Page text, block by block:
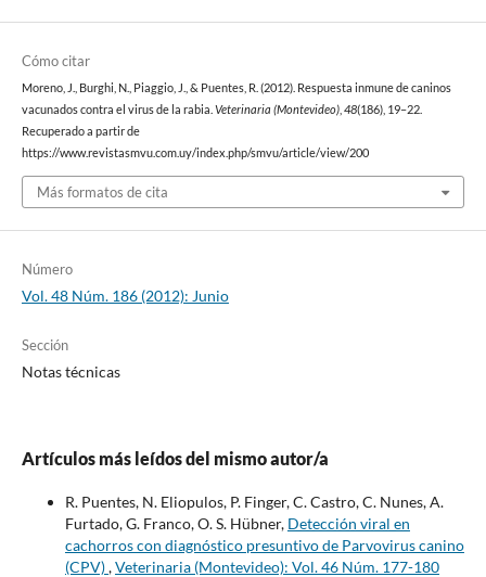
Cómo citar
Moreno, J., Burghi, N., Piaggio, J., & Puentes, R. (2012). Respuesta inmune de caninos
vacunados contra el virus de la rabia. Veterinaria (Montevideo), 48(186), 19–22.
Recuperado a partir de
https://www.revistasmvu.com.uy/index.php/smvu/article/view/200
Más formatos de cita
Número
Vol. 48 Núm. 186 (2012): Junio
Sección
Notas técnicas
Artículos más leídos del mismo autor/a
R. Puentes, N. Eliopulos, P. Finger, C. Castro, C. Nunes, A.
Furtado, G. Franco, O. S. Hübner, Detección viral en
cachorros con diagnóstico presuntivo de Parvovirus canino
(CPV),Veterinaria (Montevideo): Vol. 46 Núm. 177-180